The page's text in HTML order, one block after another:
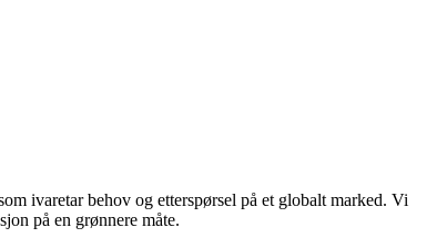
ivaretar behov og etterspørsel på et globalt marked. Vi
på en grønnere måte.